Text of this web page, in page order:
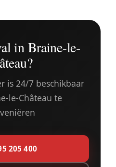
in Braine-le-
is 24/7 beschikbaar
le-Château te
205 400